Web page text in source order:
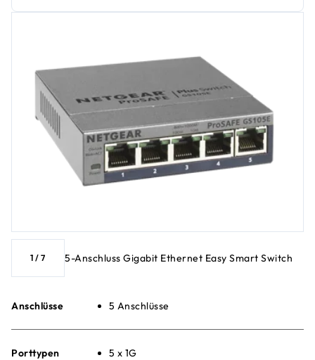
1 /7 5-Anschluss Gigabit Ethernet Easy Smart Switch
Anschlüsse 5 Anschlüsse
Porttypen 5 x 1G